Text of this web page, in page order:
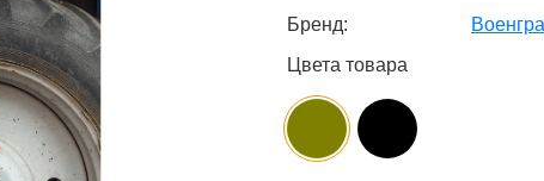
Бренд:
Цвета товара